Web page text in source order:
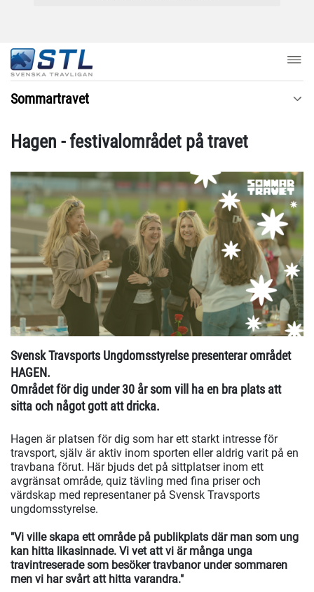
Sommartravet
Hagen - festivalområdet på travet
Svensk Travsports Ungdomsstyrelse presenterar området
HAGEN.
Området för dig under 30 år som vill ha en bra plats att
sitta och något gott att dricka.
Hagen är platsen för dig som har ett starkt intresse för
travsport, själv är aktiv inom sporten eller aldrig varit på en
travbana förut. Här bjuds det på sittplatser inom ett
avgränsat område, quiz tävling med fina priser och
värdskap med representaner på Svensk Travsports
ungdomsstyrelse.
"Vi ville skapa ett område på publikplats där man som ung
kan hitta likasinnade. Vi vet att vi är många unga
travintreserade som besöker travbanor under sommaren
men vi har svårt att hitta varandra."